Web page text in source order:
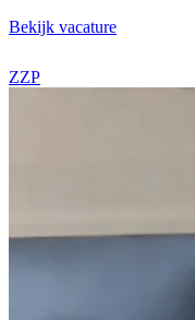
Bekijk vacature
ZZP